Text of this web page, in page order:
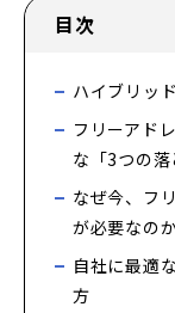
目次
ハイブリッ
フリーアド
な「3つの落
なぜ今、フ
が必要なのか
自社に最適
方